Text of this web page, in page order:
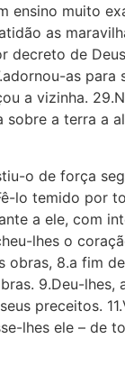
ensino muito
as
decreto de
as para
a vizinha.
sobre a terra a
o de força
lo temido por
a ele, com
lhes o
obras, 8.a fim
9.Deu-lhes,
preceitos.
lhes ele – de